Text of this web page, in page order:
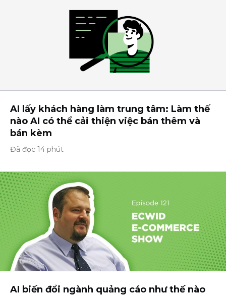
AI lấy khách hàng làm trung tâm: Làm thế
nào AI có thể cải thiện việc bán thêm và
bán kèm
Đã đọc 14 phút
AI biến đổi ngành quảng cáo như thế nào